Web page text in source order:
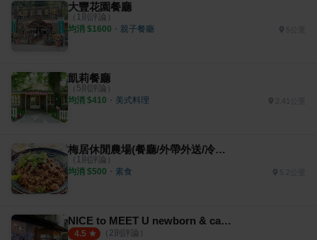
大豐花園餐廳
（ 1則評論）
均消 $1600 ・ 親子餐廳 5公里
凱莉餐廳
（ 5則評論）
均消 $410 ・ 美式料理 2.41公里
梅居休閒農場(餐廳/外帶外送/冷凍料理包)
（ 1則評論）
均消 $500 ・ 素食 5.2公里
NICE to MEET U newborn & café 寶寶友善咖啡廳 / 親子選物
4.5 （ 2則評論）